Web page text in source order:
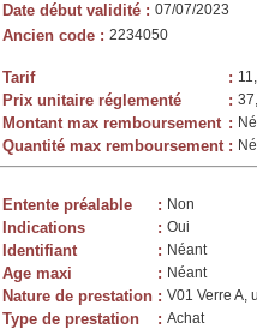
Date début validité : 07/07/2023
Ancien code : 2234050
Tarif :
Prix unitaire réglementé :
Montant max remboursement :
Quantité max remboursement :
Entente préalable : Non
Indications : Oui
Identifiant : Néant
Age maxi : Néant
Nature de prestation : V01 Verre A,
Type de prestation : Achat